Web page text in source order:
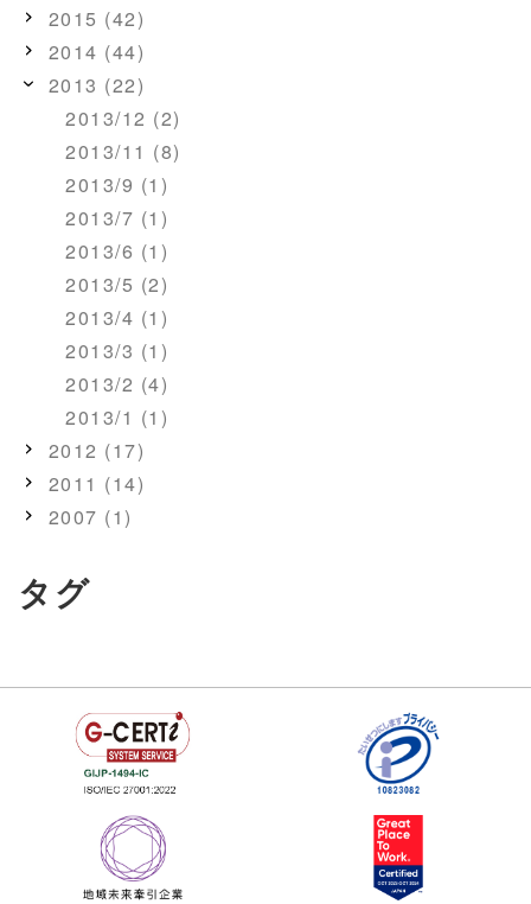
2015 (42)
2014 (44)
2013 (22)
2013/12 (2)
2013/11 (8)
2013/9 (1)
2013/7 (1)
2013/6 (1)
2013/5 (2)
2013/4 (1)
2013/3 (1)
2013/2 (4)
2013/1 (1)
2012 (17)
2011 (14)
2007 (1)
タグ